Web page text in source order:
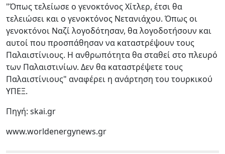
"Όπως τελείωσε ο γενοκτόνος Χίτλερ, έτσι θα
τελειώσει και ο γενοκτόνος Νετανιάχου. Όπως οι
γενοκτόνοι Ναζί λογοδότησαν, θα λογοδοτήσουν και
αυτοί που προσπάθησαν να καταστρέψουν τους
Παλαιστίνιους. Η ανθρωπότητα θα σταθεί στο πλευρό
των Παλαιστινίων. Δεν θα καταστρέψετε τους
Παλαιστίνιους" αναφέρει η ανάρτηση του τουρκικού
ΥΠΕΞ.
Πηγή: skai.gr
www.worldenergynews.gr